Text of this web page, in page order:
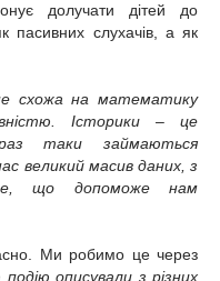
долучати дітей до
пасивних слухачів, а як
схожа на математику
Історики – це
таки займаються
великий масив даних, з
що допоможе нам
Ми робимо це через
описували з різних